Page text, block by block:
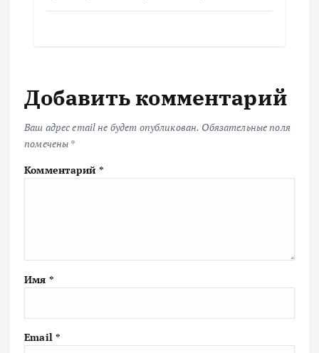
Добавить комментарий
Ваш адрес email не будет опубликован. Обязательные поля
помечены *
Комментарий *
Имя *
Email *